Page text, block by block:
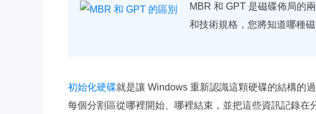
MBR 和 GPT 是磁碟佈局的
和技術規格，您將知道哪種
初始化硬碟就是讓 Windows 重新認識這顆硬碟的結構的
每個分割區從哪裡開始、哪裡結束，並把這些資訊記錄在